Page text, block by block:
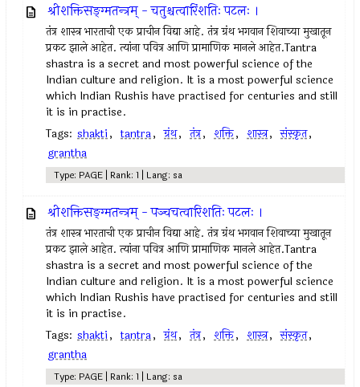
श्रीशक्तिसङ्ग्मतन्त्रम् - चतुश्चत्वारिंशतिः पटलः ।
तंत्र शास्त्र भारताची एक प्राचीन विद्या आहे. तंत्र ग्रंथ भगवान शिवाच्या मुखातून
प्रकट झाले आहेत. त्यांना पवित्र आणि प्रामाणिक मानले आहेत.Tantra
shastra is a secret and most powerful science of the
Indian culture and religion. It is a most powerful science
which Indian Rushis have practised for centuries and still
it is in practise.
Tags: shakti, tantra, ग्रंथ, तंत्र, शक्ति, शास्त्र, संस्कृत,
grantha
Type: PAGE | Rank: 1 | Lang: sa
श्रीशक्तिसङ्ग्मतन्त्रम् - पञ्चचत्वारिशतिः पटलः ।
तंत्र शास्त्र भारताची एक प्राचीन विद्या आहे. तंत्र ग्रंथ भगवान शिवाच्या मुखातून
प्रकट झाले आहेत. त्यांना पवित्र आणि प्रामाणिक मानले आहेत.Tantra
shastra is a secret and most powerful science of the
Indian culture and religion. It is a most powerful science
which Indian Rushis have practised for centuries and still
it is in practise.
Tags: shakti, tantra, ग्रंथ, तंत्र, शक्ति, शास्त्र, संस्कृत,
grantha
Type: PAGE | Rank: 1 | Lang: sa